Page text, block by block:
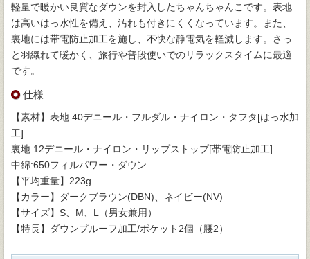
軽量で暖かい良質なダウンを封入したちゃんちゃんこです。表地
は高いはっ水性を備え、汚れも付きにくくなっています。また、
裏地には帯電防止加工を施し、不快な静電気を軽減します。さっ
と羽織れて暖かく、旅行や普段使いでのリラックスタイムに最適
です。
仕様
【素材】表地:40デニール・フルダル・ナイロン・タフタ[はっ水加
工]
裏地:12デニール・ナイロン・リップストップ[帯電防止加工]
中綿:650フィルパワー・ダウン
【平均重量】223g
【カラー】ダークブラウン(DBN)、ネイビー(NV)
【サイズ】S、M、L（男女兼用）
【特長】ダウンプルーフ加工/ポケット2個（腰2）